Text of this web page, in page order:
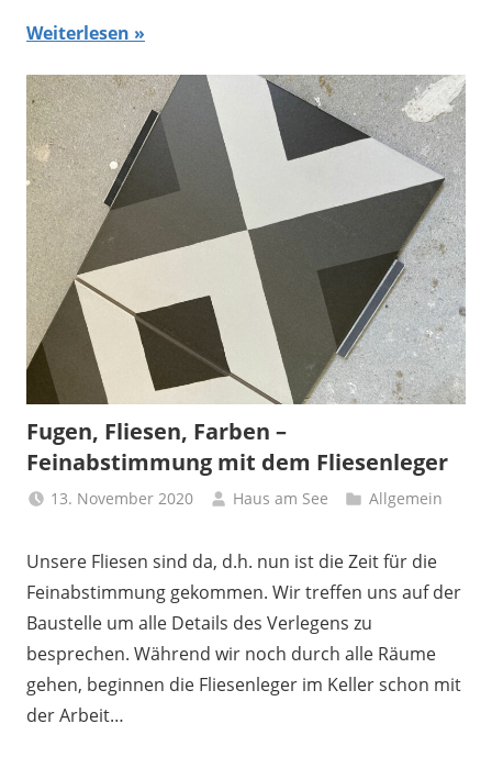
Weiterlesen
Fugen, Fliesen, Farben –
Feinabstimmung mit dem Fliesenleger
13. November 2020 Haus am See Allgemein
Unsere Fliesen sind da, d.h. nun ist die Zeit für die
Feinabstimmung gekommen. Wir treffen uns auf der
Baustelle um alle Details des Verlegens zu
besprechen. Während wir noch durch alle Räume
gehen, beginnen die Fliesenleger im Keller schon mit
der Arbeit…